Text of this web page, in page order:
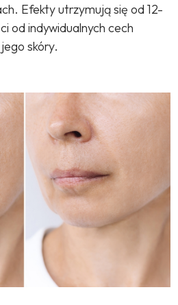
Efekty utrzymują się od 12-
od indywidualnych cech
skóry.